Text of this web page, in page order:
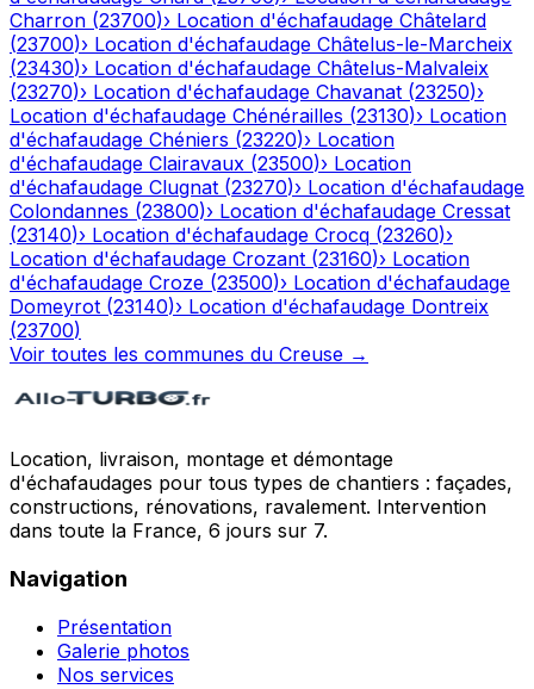
Charron (23700)› Location d'échafaudage Châtelard
(23700)› Location d'échafaudage Châtelus-le-Marcheix
(23430)› Location d'échafaudage Châtelus-Malvaleix
(23270)› Location d'échafaudage Chavanat (23250)›
Location d'échafaudage Chénérailles (23130)› Location
d'échafaudage Chéniers (23220)› Location
d'échafaudage Clairavaux (23500)› Location
d'échafaudage Clugnat (23270)› Location d'échafaudage
Colondannes (23800)› Location d'échafaudage Cressat
(23140)› Location d'échafaudage Crocq (23260)›
Location d'échafaudage Crozant (23160)› Location
d'échafaudage Croze (23500)› Location d'échafaudage
Domeyrot (23140)› Location d'échafaudage Dontreix
(23700)
Voir toutes les communes du Creuse →
Location, livraison, montage et démontage
d'échafaudages pour tous types de chantiers : façades,
constructions, rénovations, ravalement. Intervention
dans toute la France, 6 jours sur 7.
Navigation
Présentation
Galerie photos
Nos services